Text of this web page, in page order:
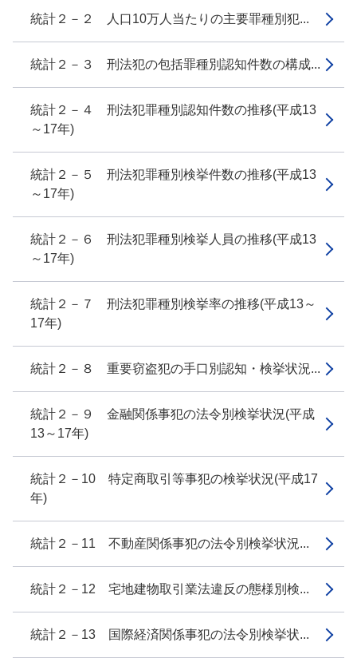
統計２－２ 人口10万人当たりの主要罪種別犯...
統計２－３ 刑法犯の包括罪種別認知件数の構成...
統計２－４ 刑法犯罪種別認知件数の推移(平成13
～17年)
統計２－５ 刑法犯罪種別検挙件数の推移(平成13
～17年)
統計２－６ 刑法犯罪種別検挙人員の推移(平成13
～17年)
統計２－７ 刑法犯罪種別検挙率の推移(平成13～
17年)
統計２－８ 重要窃盗犯の手口別認知・検挙状況...
統計２－９ 金融関係事犯の法令別検挙状況(平成
13～17年)
統計２－10 特定商取引等事犯の検挙状況(平成17
年)
統計２－11 不動産関係事犯の法令別検挙状況...
統計２－12 宅地建物取引業法違反の態様別検...
統計２－13 国際経済関係事犯の法令別検挙状...